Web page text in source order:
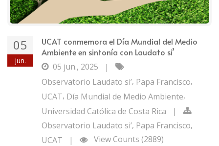
05
jun.
UCAT conmemora el Día Mundial del Medio
Ambiente en sintonía con Laudato si’
05 jun., 2025
|
Observatorio Laudato si’, Papa Francisco,
UCAT, Día Mundial de Medio Ambiente,
Universidad Católica de Costa Rica
|
Observatorio Laudato si’, Papa Francisco,
UCAT
| View Counts (2889)